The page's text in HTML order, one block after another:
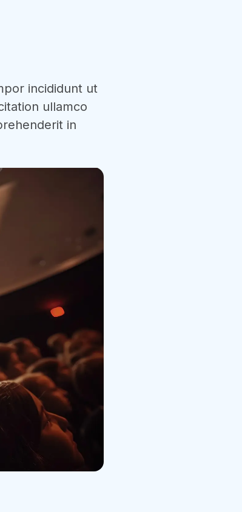
incididunt ut
ullamco
in